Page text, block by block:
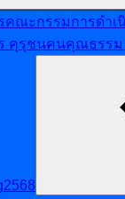
คณะกรรมการดำ
คุรุชนคนคุณธรรม